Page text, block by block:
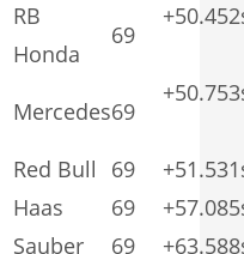
RB
Honda
69
Mercedes69
Red Bull 69
Haas 69
Sauber 69